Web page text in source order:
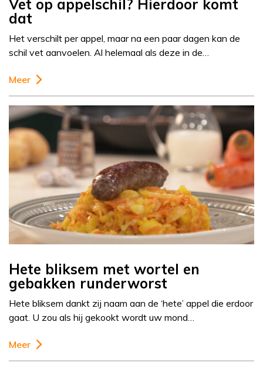
Vet op appelschil? Hierdoor komt
dat
Het verschilt per appel, maar na een paar dagen kan de
schil vet aanvoelen. Al helemaal als deze in de…
Meer
Hete bliksem met wortel en
gebakken runderworst
Hete bliksem dankt zij naam aan de ‘hete’ appel die erdoor
gaat. U zou als hij gekookt wordt uw mond…
Meer